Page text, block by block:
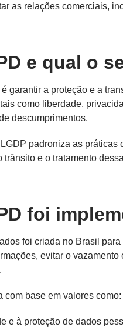
as relações comerciais,
e qual o
garantir a proteção e a
como liberdade,
descumprimentos.
padroniza as
e o tratamento
foi
foi criada no Brasil
evitar o
com base em valores como:
e à proteção de dados